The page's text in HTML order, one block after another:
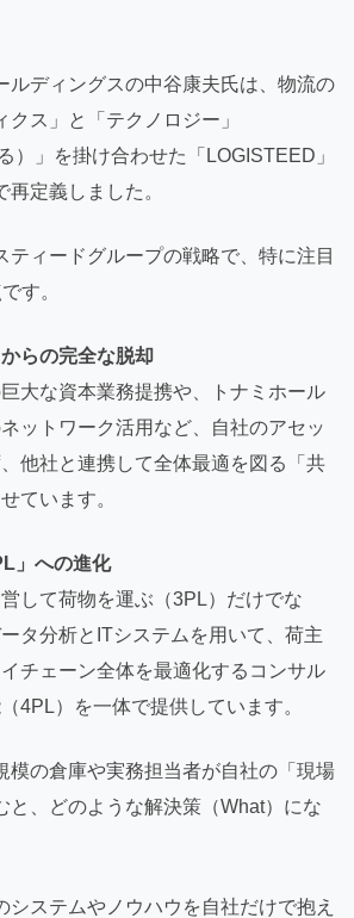
ルディングスの中谷康夫氏は、物流の
クス」と「テクノロジー」
）」を掛け合わせた「LOGISTEED」
定義しました。
ティードグループの戦略で、特に注目
す。
からの完全な脱却
大な資本業務提携や、トナミホール
ットワーク活用など、自社のアセッ
、他社と連携して全体最適を図る「共
ています。
」への進化
して荷物を運ぶ（3PL）だけでな
タ分析とITシステムを用いて、荷主
チェーン全体を最適化するコンサル
4PL）を一体で提供しています。
模の倉庫や実務担当者が自社の「現場
と、どのような解決策（What）にな
システムやノウハウを自社だけで抱え